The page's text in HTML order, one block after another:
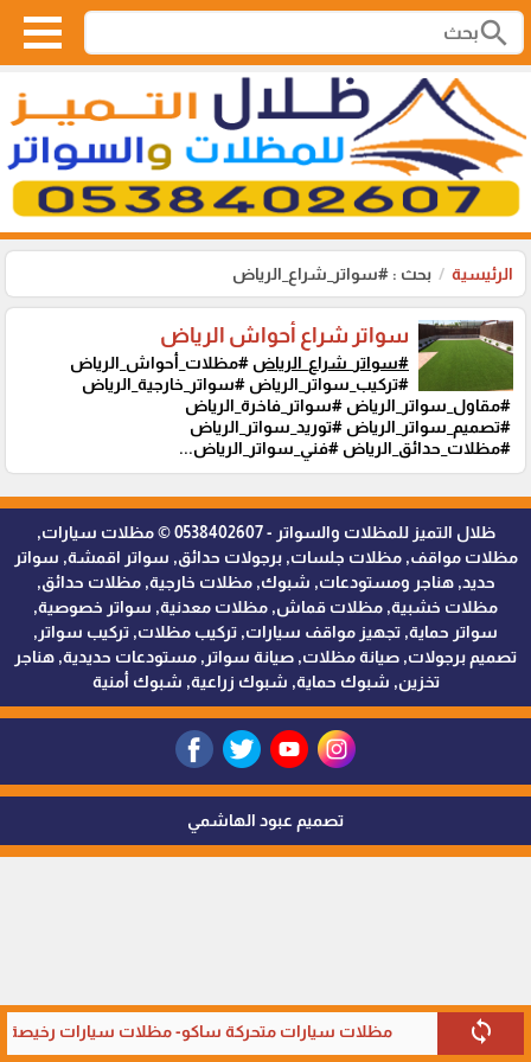
search
الرئيسية بحث : #سواتر_شراع_الرياض
sync مظلات سيارات متحركة ساكو- مظلات سيارات رخيصة
سواتر شراع أحواش الرياض
#سواتر_شراع_الرياض #مظلات_أحواش_الرياض
#تركيب_سواتر_الرياض #سواتر_خارجية_الرياض
#مقاول_سواتر_الرياض #سواتر_فاخرة_الرياض
#تصميم_سواتر_الرياض #توريد_سواتر_الرياض
#مظلات_حدائق_الرياض #فني_سواتر_الرياض...
ظلال التميز للمظلات والسواتر - 0538402607 © مظلات سيارات,
مظلات مواقف, مظلات جلسات, برجولات حدائق, سواتر اقمشة, سواتر
حديد, هناجر ومستودعات, شبوك, مظلات خارجية, مظلات حدائق,
مظلات خشبية, مظلات قماش, مظلات معدنية, سواتر خصوصية,
سواتر حماية, تجهيز مواقف سيارات, تركيب مظلات, تركيب سواتر,
تصميم برجولات, صيانة مظلات, صيانة سواتر, مستودعات حديدية, هناجر
تخزين, شبوك حماية, شبوك زراعية, شبوك أمنية
تصميم عبود الهاشمي